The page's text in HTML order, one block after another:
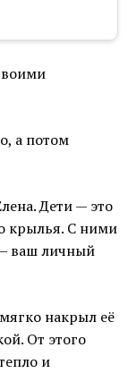
а потом
Дети — это
крылья. С ними
ваш личный
накрыл её
От этого
и